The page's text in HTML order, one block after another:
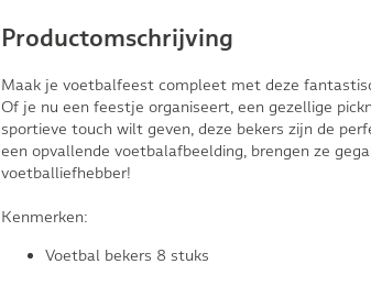
Productomschrijving
Maak je voetbalfeest compleet met deze
Of je nu een feestje organiseert, een gezellige
sportieve touch wilt geven, deze bekers zijn de
een opvallende voetbalafbeelding, brengen ze
voetballiefhebber!
Kenmerken:
Voetbal bekers 8 stuks